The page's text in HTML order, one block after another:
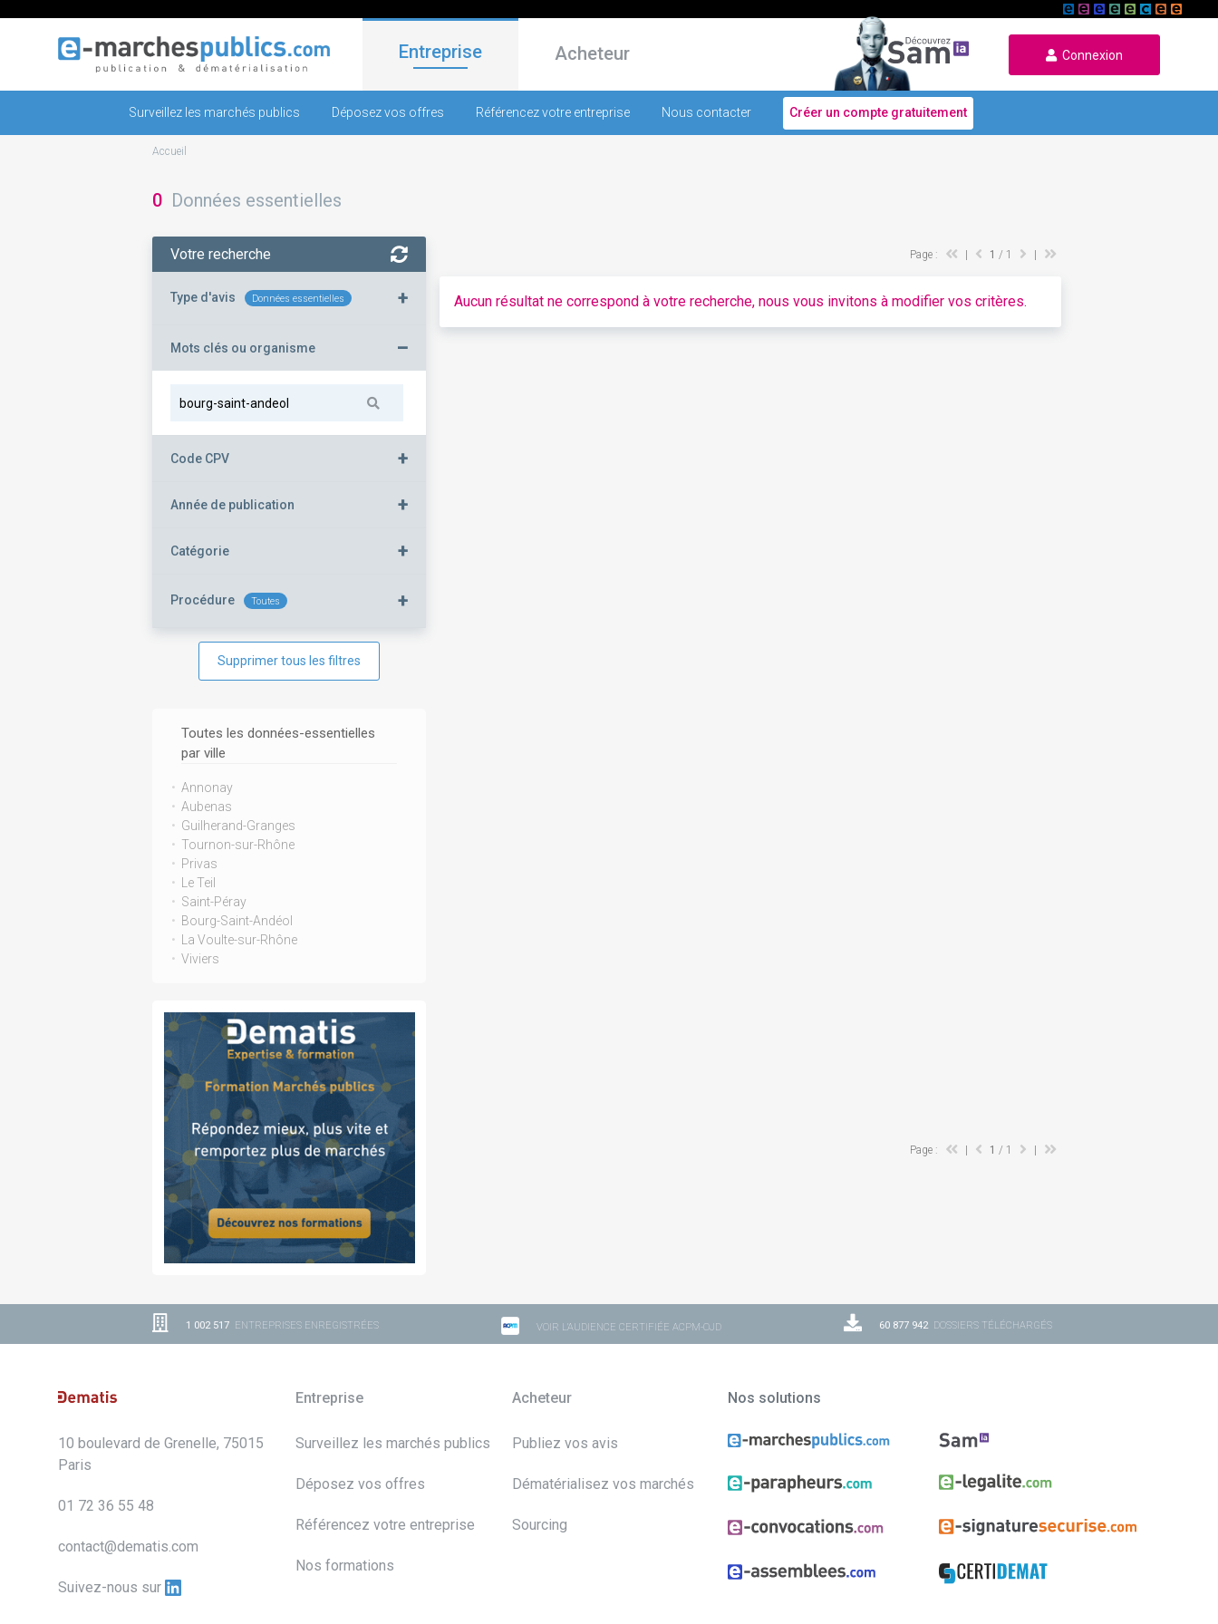
Entreprise Acheteur Connexion
Surveillez les marchés publics Déposez vos offres Référencez votre entreprise Nous contacter Créer un compte gratuitement
Accueil
0 Données essentielles
Votre recherche
Type d'avis Données essentielles +
Mots clés ou organisme –
Code CPV +
Année de publication +
Catégorie +
Procédure Toutes +
Supprimer tous les filtres
Toutes les données-essentielles
par ville
Annonay
Aubenas
Guilherand-Granges
Tournon-sur-Rhône
Privas
Le Teil
Saint-Péray
Bourg-Saint-Andéol
La Voulte-sur-Rhône
Viviers
Page : 1 / 1
Aucun résultat ne correspond à votre recherche, nous vous invitons à modifier vos critères.
Page : 1 / 1
1 002 517 ENTREPRISES ENREGISTRÉES VOIR L'AUDIENCE CERTIFIÉE ACPM-OJD 60 877 942 DOSSIERS TÉLÉCHARGÉS
10 boulevard de Grenelle, 75015
Paris
01 72 36 55 48
contact@dematis.com
Suivez-nous sur
Entreprise
Surveillez les marchés publics
Déposez vos offres
Référencez votre entreprise
Nos formations
Acheteur
Publiez vos avis
Dématérialisez vos marchés
Sourcing
Nos solutions